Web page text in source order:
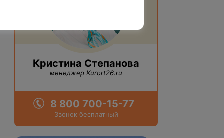
Кристина Степанова
менеджер Kurort26.ru
8 800 700-15-77
Звонок бесплатный